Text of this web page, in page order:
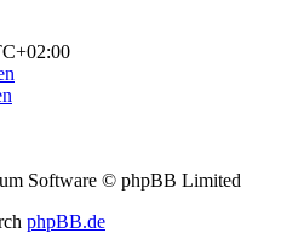
Software © phpBB Limited
phpBB.de